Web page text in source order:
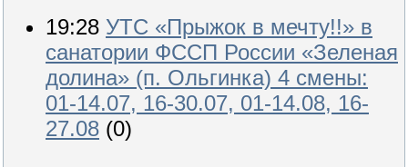
19:28 УТС «Прыжок в мечту!!» в
санатории ФССП России «Зеленая
долина» (п. Ольгинка) 4 смены:
01-14.07, 16-30.07, 01-14.08, 16-
27.08 (0)